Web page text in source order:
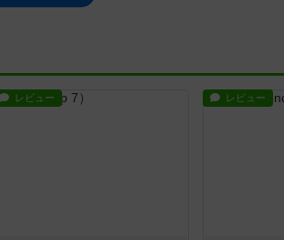
レビュー レビュー